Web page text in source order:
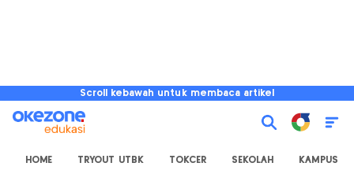
Scroll kebawah untuk membaca artikel
HOME TRYOUT UTBK TOKCER SEKOLAH KAMPUS